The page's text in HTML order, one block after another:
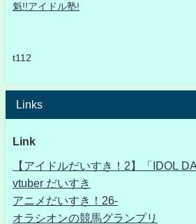
魁!!アイドル塾!
t112
Links
Link
【アイドルだいすき！2】「IDOL
vtuber だいすき
アニメだいすき！26-
オラシオンの競馬グランプリ